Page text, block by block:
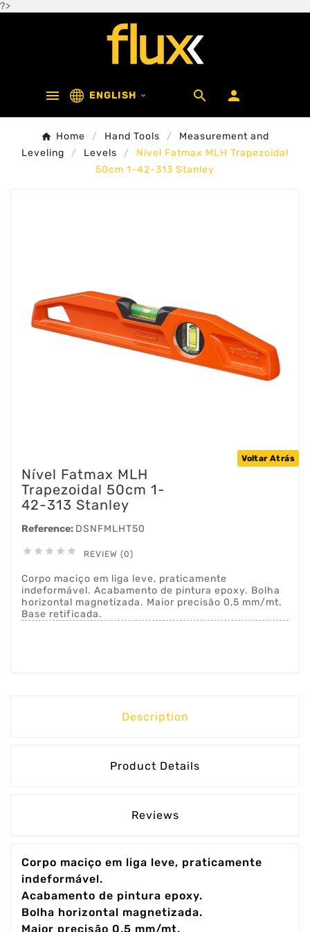
?>
 ENGLISH   
Home Hand Tools
Measurement and
Leveling
Levels
Nível Fatmax MLH Trapezoidal
50cm 1-42-313 Stanley
Voltar Atrás
Nível Fatmax MLH
Trapezoidal 50cm 1-
42-313 Stanley
Reference: DSNFMLHT50
     REVIEW (0)
Corpo maciço em liga leve, praticamente
indeformável. Acabamento de pintura epoxy. Bolha
horizontal magnetizada. Maior precisão 0,5 mm/mt.
Base retificada.
Description
Product Details
Reviews
Corpo maciço em liga leve, praticamente
indeformável.
Acabamento de pintura epoxy.
Bolha horizontal magnetizada.
Maior precisão 0,5 mm/mt.